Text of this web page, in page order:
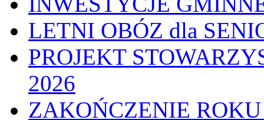
LETNI OBÓZ dla
PROJEKT
2026
ZAKOŃCZENIE